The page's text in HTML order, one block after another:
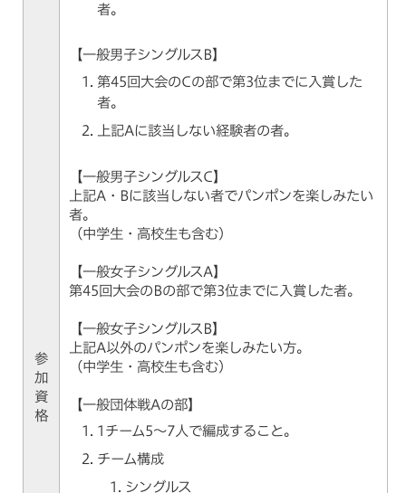
参
加
資
格
者。
【一般男子シングルスB】
第45回大会のCの部で第3位までに入賞した
者。
上記Aに該当しない経験者の者。
【一般男子シングルスC】
上記A・Bに該当しない者でパンポンを楽しみたい
者。
（中学生・高校生も含む）
【一般女子シングルスA】
第45回大会のBの部で第3位までに入賞した者。
【一般女子シングルスB】
上記A以外のパンポンを楽しみたい方。
（中学生・高校生も含む）
【一般団体戦Aの部】
1チーム5～7人で編成すること。
チーム構成
シングルス